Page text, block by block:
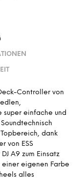
Controller von
super einfache und
dank
von ESS
A9 zum Einsatz
einer eigenen Farbe
alles